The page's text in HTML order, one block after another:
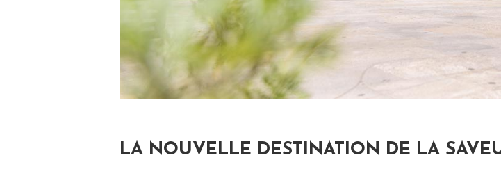
LA NOUVELLE DESTINATION DE LA